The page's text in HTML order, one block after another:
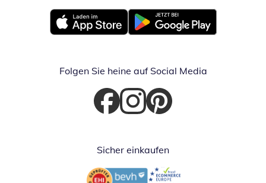
Öffnet in neuem FensterÖffnet in neuem Fenster
Folgen Sie heine auf Social Media
Öffnet in neuem Fenster
Öffnet in neuem Fenster
Öffnet in neuem Fenster
Sicher einkaufen